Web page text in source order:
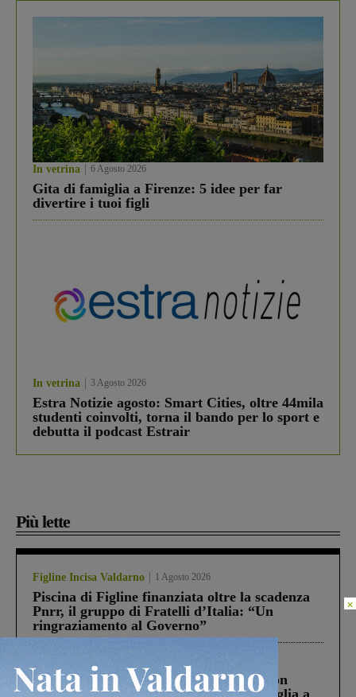
In vetrina 6 Agosto 2026
Gita di famiglia a Firenze: 5 idee per far
divertire i tuoi figli
In vetrina 3 Agosto 2026
Estra Notizie agosto: Smart Cities, oltre 44mila
studenti coinvolti, torna il bando per lo sport e
debutta il podcast Estrair
Più lette
Figline Incisa Valdarno 1 Agosto 2026
Piscina di Figline finanziata oltre la scadenza
Pnrr, il gruppo di Fratelli d’Italia: “Un
ringraziamento al Governo”
Cronaca
Scomparso da una struttura di Castiglion
×